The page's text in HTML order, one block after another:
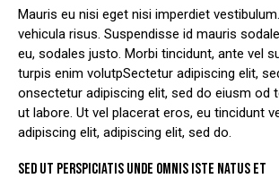
Mauris eu nisi eget nisi imperdiet
vehicula risus. Suspendisse id mauris
eu, sodales justo. Morbi tincidunt, ante vel
turpis enim volutpSectetur adipiscing elit,
onsectetur adipiscing elit, sed do eiusm od
ut labore. Ut vel placerat eros, eu tincidunt
adipiscing elit, adipiscing elit, sed do.
SED UT PERSPICIATIS UNDE OMNIS ISTE NATUS ET